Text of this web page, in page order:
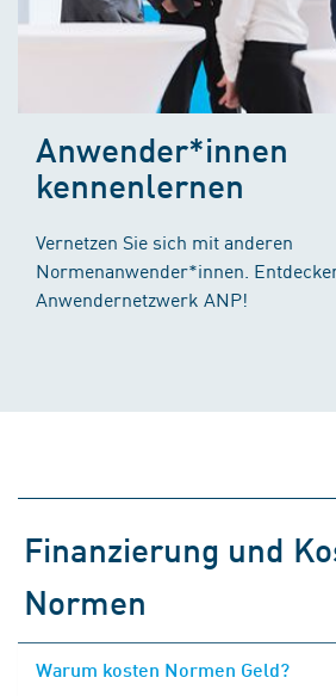
Anwender*innen
kennenlernen
Vernetzen Sie sich mit anderen
Normenanwender*innen.
Anwendernetzwerk ANP!
Finanzierung und
Normen
Warum kosten Normen Geld?